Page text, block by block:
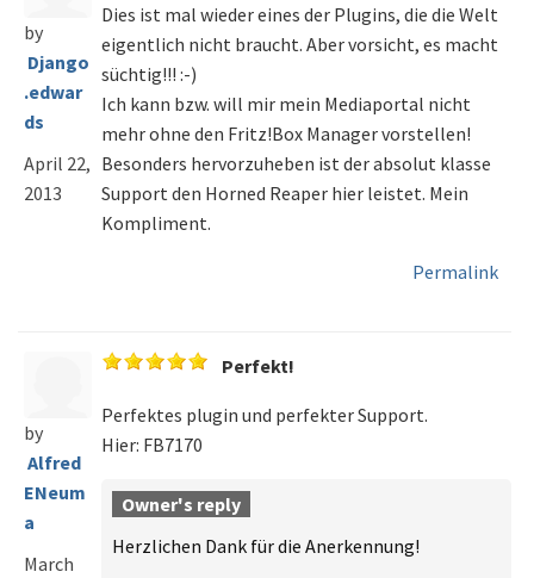
by
Django
.edwar
ds
April 22,
2013
Dies ist mal wieder eines der Plugins, die die Welt
eigentlich nicht braucht. Aber vorsicht, es macht
süchtig!!! :-)
Ich kann bzw. will mir mein Mediaportal nicht
mehr ohne den Fritz!Box Manager vorstellen!
Besonders hervorzuheben ist der absolut klasse
Support den Horned Reaper hier leistet. Mein
Kompliment.
Permalink
by
Alfred
ENeum
a
March
Perfekt!
Perfektes plugin und perfekter Support.
Hier: FB7170
Owner's reply
Herzlichen Dank für die Anerkennung!